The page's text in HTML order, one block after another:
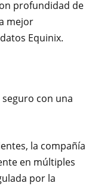
profundidad de
mejor
Equinix.
con una
la compañía
en múltiples
por la